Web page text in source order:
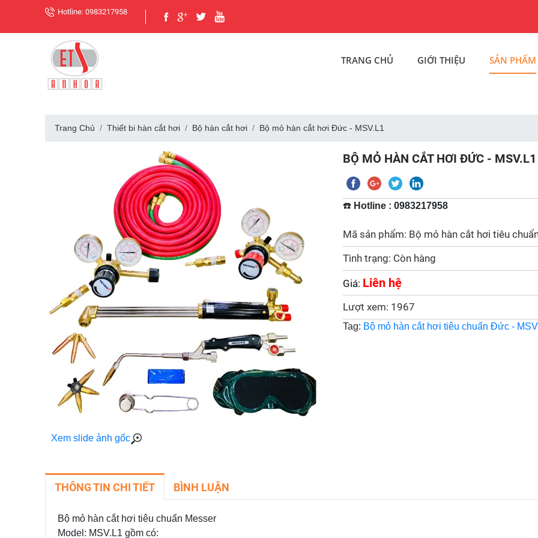
Hotline: 0983217958
TRANG CHỦ GIỚI THIỆU SẢN PHẨM
Trang Chủ Thiết bi hàn cắt hơi Bộ hàn cắt hơi Bộ mỏ hàn cắt hơi Đức - MSV.L1
Xem slide ảnh gốc
BỘ MỎ HÀN CẮT HƠI ĐỨC - MSV.L1
☎️ Hotline : 0983217958
Mã sản phẩm: Bộ mỏ hàn cắt hơi tiêu
Tình trạng: Còn hàng
Giá: Liên hệ
Lượt xem: 1967
Tag: Bộ mỏ hàn cắt hơi tiêu chuẩn Đức -
THÔNG TIN CHI TIẾT BÌNH LUẬN
Bộ mỏ hàn cắt hơi tiêu chuẩn Messer
Model: MSV.L1 gồm có: